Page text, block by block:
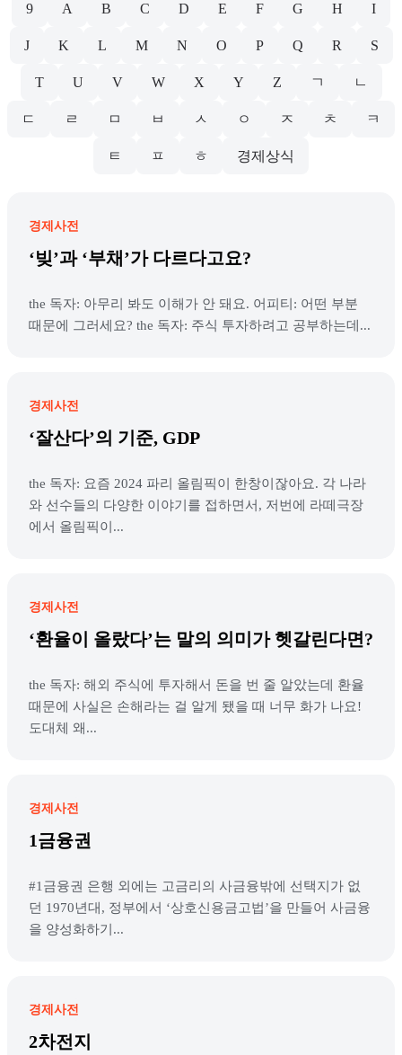
9 A B C D E F G H I
J K L M N O P Q R S
T U V W X Y Z ㄱ ㄴ
ㄷ ㄹ ㅁ ㅂ ㅅ ㅇ ㅈ ㅊ ㅋ
ㅌ ㅍ ㅎ 경제상식
경제사전
‘빚’과 ‘부채’가 다르다고요?
the 독자: 아무리 봐도 이해가 안 돼요. 어피티: 어떤 부분
때문에 그러세요? the 독자: 주식 투자하려고 공부하는데...
경제사전
‘잘산다’의 기준, GDP
the 독자: 요즘 2024 파리 올림픽이 한창이잖아요. 각 나라
와 선수들의 다양한 이야기를 접하면서, 저번에 라떼극장
에서 올림픽이...
경제사전
‘환율이 올랐다’는 말의 의미가 헷갈린다면?
the 독자: 해외 주식에 투자해서 돈을 번 줄 알았는데 환율
때문에 사실은 손해라는 걸 알게 됐을 때 너무 화가 나요!
도대체 왜...
경제사전
1금융권
#1금융권 은행 외에는 고금리의 사금융밖에 선택지가 없
던 1970년대, 정부에서 ‘상호신용금고법’을 만들어 사금융
을 양성화하기...
경제사전
2차전지